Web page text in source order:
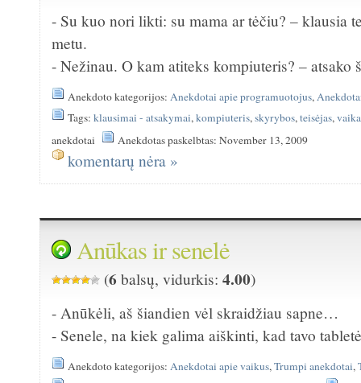
- Su kuo nori likti: su mama ar tėčiu? – klausia
metu.
- Nežinau. O kam atiteks kompiuteris? – atsako
Anekdoto kategorijos:Anekdotai apie programuotojus,
Tags:klausimai - atsakymai,kompiuteris,skyrybos,teisėjas,
anekdotai
Anekdotas paskelbtas: November 13, 2009
komentarų nėra »
Anūkas ir senelė
(6 balsų, vidurkis:4.00)
- Anūkėli, aš šiandien vėl skraidžiau sapne…
- Senele, na kiek galima aiškinti, kad tavo
Anekdoto kategorijos:Anekdotai apie vaikus,Trumpi anekdotai,